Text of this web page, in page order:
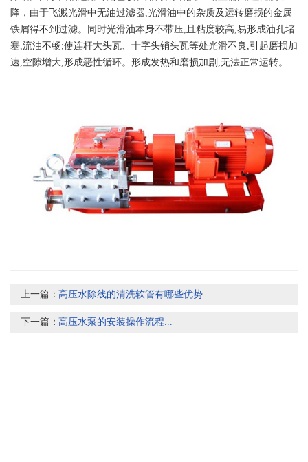
降，由于飞溅光滑中无油过滤器,光滑油中的杂质及运转磨损的金属
铁屑得不到过滤。同时光滑油本身不带压,且粘度较高,易形成油孔堵
塞,流油不畅;使连杆大头瓦、十字头销头瓦等处光滑不良,引起磨损加
速,空隙增大,形成恶性循环。形成发热和磨损加剧,无法正常运转。
上一篇：高压水除线的清洗软管有哪些优势...
下一篇：高压水泵的安装操作流程...